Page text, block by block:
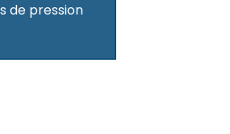
de pression